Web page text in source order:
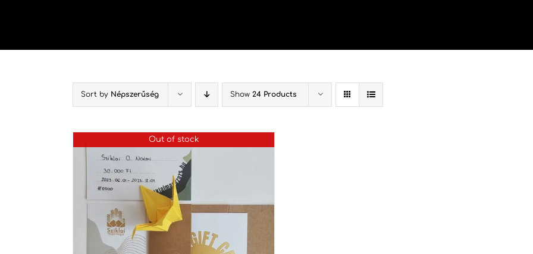
Sort by Népszerűség Show 24 Products
Out of stock